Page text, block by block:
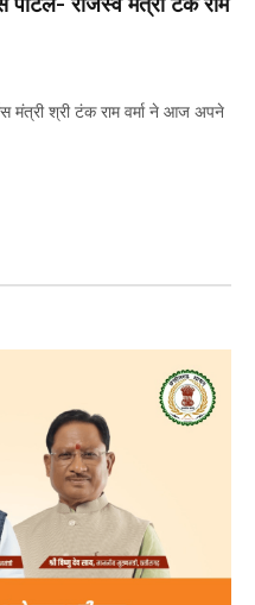
मंत्री श्री टंक राम वर्मा ने आज अपने